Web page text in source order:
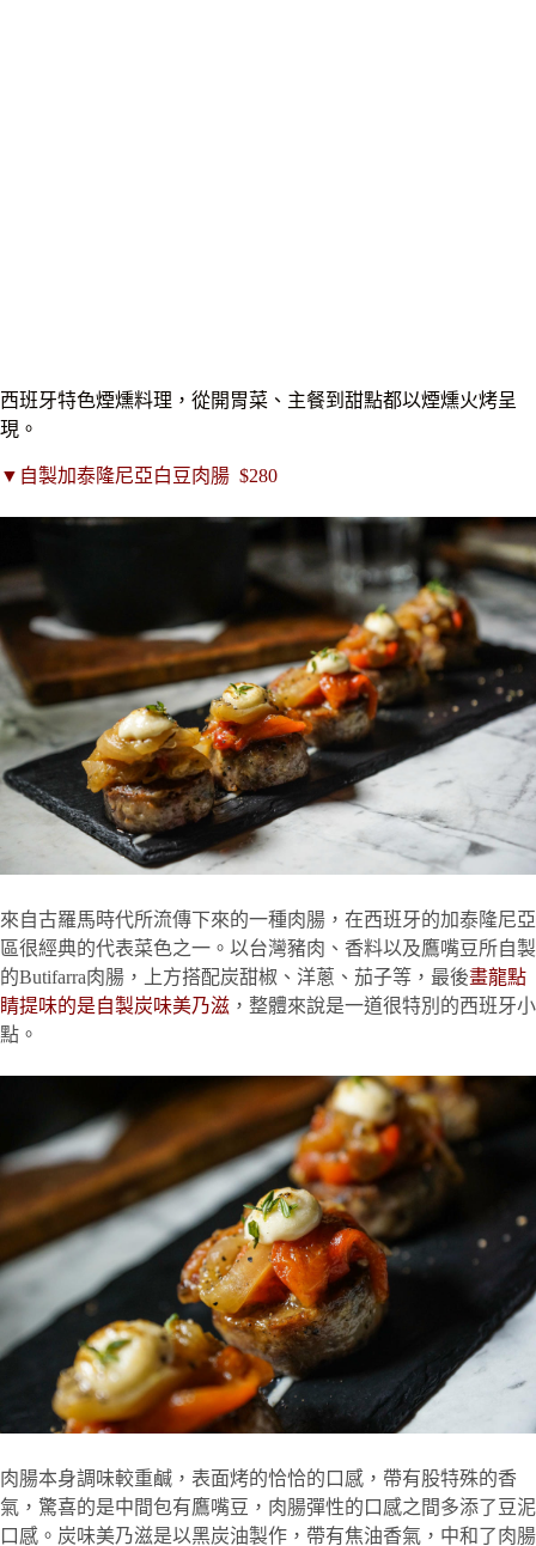
西班牙特色煙燻料理，從開胃菜、主餐到甜點都以煙燻火烤呈
現。
▼ 自製加泰隆尼亞白豆肉腸 $280
來自古羅馬時代所流傳下來的一種肉腸，在西班牙的加泰隆尼亞
區很經典的代表菜色之一。以台灣豬肉、香料以及鷹嘴豆所自製
的Butifarra肉腸，上方搭配炭甜椒、洋蔥、茄子等，最後畫龍點
睛提味的是自製炭味美乃滋 ，整體來說是一道很特別的西班牙小
點。
肉腸本身調味較重鹹，表面烤的恰恰的口感，帶有股特殊的香
氣，驚喜的是中間包有鷹嘴豆，肉腸彈性的口感之間多添了豆泥
口感。炭味美乃滋是以黑炭油製作，帶有焦油香氣，中和了肉腸